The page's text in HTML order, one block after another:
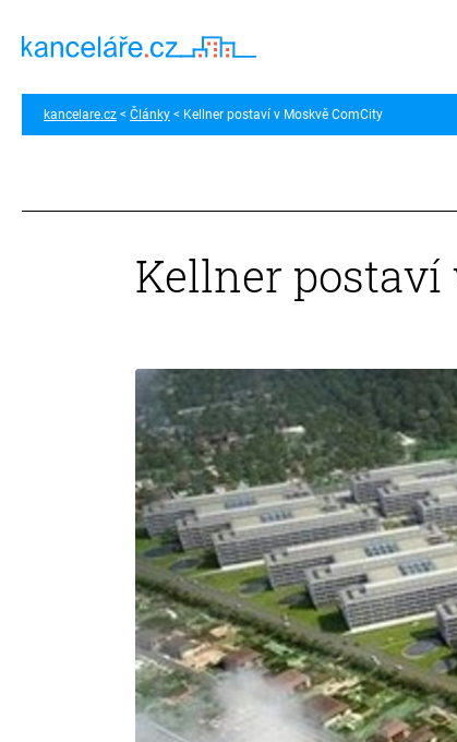
kancelare.cz Články Kellner postaví v Moskvě ComCity
Kellner